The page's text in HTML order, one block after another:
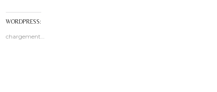
WORDPRESS:
chargement…